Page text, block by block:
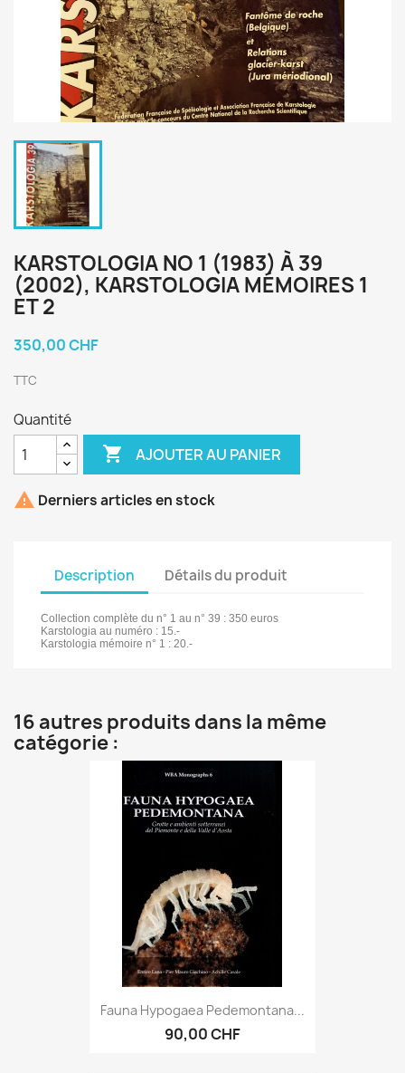
KARSTOLOGIA NO 1 (1983) À 39
(2002), KARSTOLOGIA MÉMOIRES 1
ET 2
350,00 CHF
TTC
Quantité
 AJOUTER AU PANIER
 Derniers articles en stock
Description Détails du produit
Collection complète du n° 1 au n° 39 : 350 euros
Karstologia au numéro : 15.-
Karstologia mémoire n° 1 : 20.-
16 autres produits dans la même
catégorie :
Fauna Hypogaea Pedemontana...
90,00 CHF